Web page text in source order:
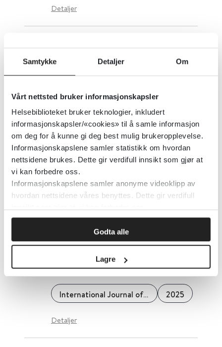
Samtykke Detaljer Om
Vårt nettsted bruker informasjonskapsler
Helsebiblioteket bruker teknologier, inkludert
informasjonskapsler/«cookies» til å samle informasjon
om deg for å kunne gi deg best mulig brukeropplevelse.
Informasjonskapslene samler statistikk om hvordan
nettsidene brukes. Dette gir verdifull innsikt som gjør at
vi kan forbedre oss.
Informasjonskapslene samler anonyme videoklipp av
hvordan nettsidene våres benyttes. Dette gir verdifull
Godta alle
Lagre
Detaljer
En scoping- og systematisk
oversikt over
ansettelsesprosesser- og
opplever psykose
Community Mental Health Journal 2022
Detaljer
En syntese basert på en realist
evaluering av tiltak for unge som
eller opplæring (NEET): Utvikling
av programteorier for effektiv
støtte
International Journal of Adolescence and Youth 2025
Detaljer